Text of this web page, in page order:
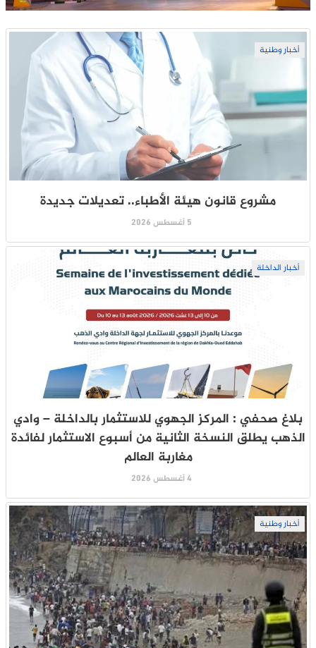
أخبار وطنية
مشروع قانون هيئة الأطباء.. تعديلات جديدة
5 أغسطس 2026
أخبار الداخلة
بلاغ صحفي : المركز الجهوي للاستثمار بالداخلة – وادي
الذهب يطلق النسخة الثانية من أسبوع الاستثمار لفائدة
مغاربة العالم
4 أغسطس 2026
أخبار وطنية